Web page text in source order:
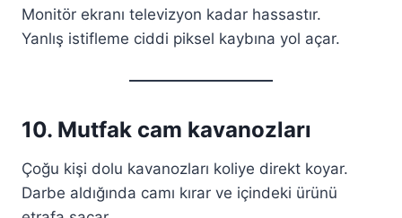
Monitör ekranı televizyon kadar hassastır.
Yanlış istifleme ciddi piksel kaybına yol açar.
10. Mutfak cam kavanozları
Çoğu kişi dolu kavanozları koliye direkt koyar.
Darbe aldığında camı kırar ve içindeki ürünü